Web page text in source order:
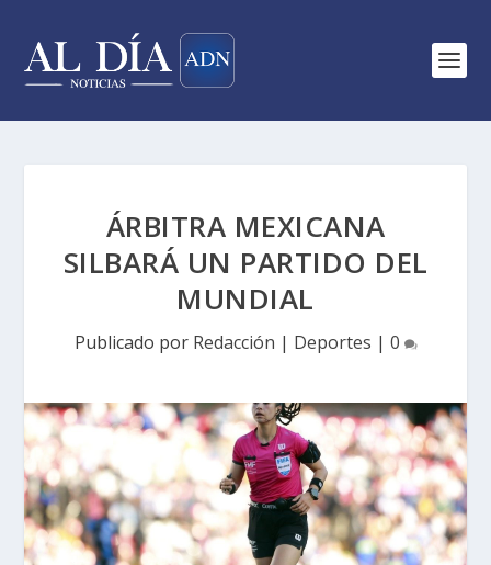
ÁRBITRA MEXICANA
SILBARÁ UN PARTIDO DEL
MUNDIAL
Publicado por Redacción | Deportes | 0